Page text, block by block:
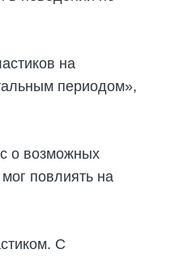
на
периодом»,
о возможных
повлиять на
С